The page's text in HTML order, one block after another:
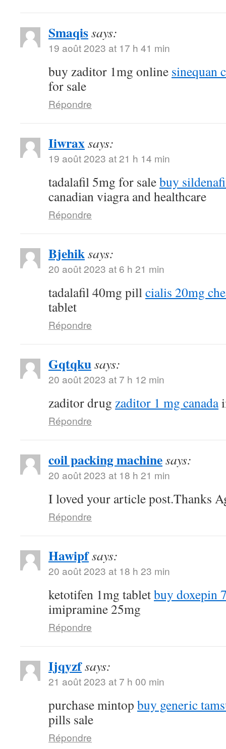
Smaqissays:
19 août 2023 at 17 h 41 min
buy zaditor 1mg online sinequan
for sale
Répondre
Iiwraxsays:
19 août 2023 at 21 h 14 min
tadalafil 5mg for salebuy
canadian viagra and healthcare
Répondre
Bjehiksays:
20 août 2023 at 6 h 21 min
tadalafil 40mg pillcialis 20mg
tablet
Répondre
Gqtqkusays:
20 août 2023 at 7 h 12 min
zaditor drug zaditor 1 mg canada
Répondre
coil packing machinesays:
20 août 2023 at 18 h 21 min
I loved your article post.Thanks
Répondre
Hawipfsays:
20 août 2023 at 18 h 23 min
ketotifen 1mg tabletbuy doxepin
imipramine 25mg
Répondre
Ijqyzfsays:
21 août 2023 at 7 h 00 min
purchase mintop buy generic
pills sale
Répondre